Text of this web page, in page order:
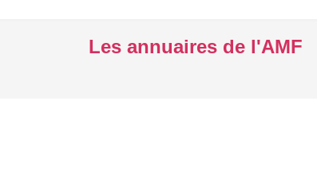
Les annuaires de l'AMF